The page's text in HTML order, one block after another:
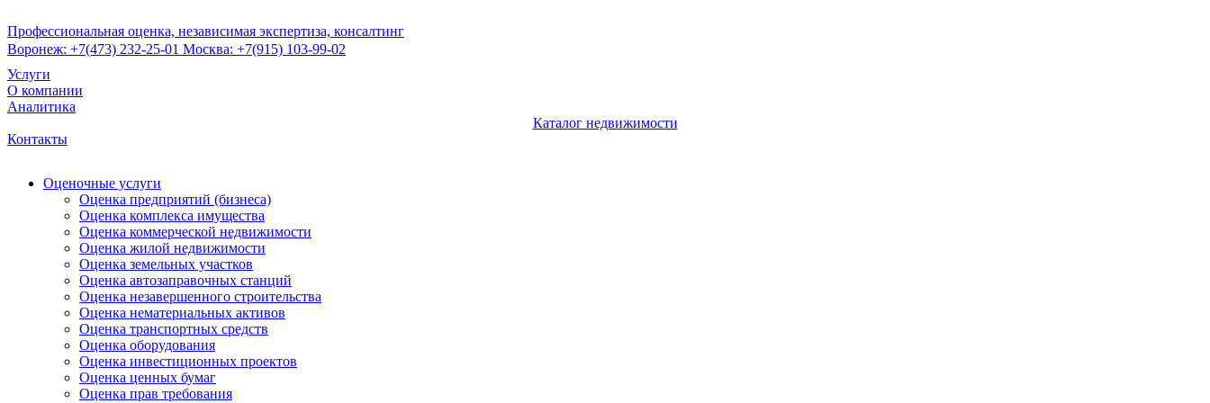
Профессиональная оценка, независимая экспертиза, консалтинг
Воронеж: +7(473) 232-25-01 Москва: +7(91 5) 103-99-02
Услуги
О компании
Аналитика
Каталог недвижимости
Контакты
Оценочные услуги
Оценка предприятий (бизнеса)
Оценка комплекса имущества
Оценка коммерческой недвижимости
Оценка жилой недвижимости
Оценка земельных участков
Оценка автозаправочных станций
Оценка незавершенного строительства
Оценка нематериальных активов
Оценка транспортных средств
Оценка оборудования
Оценка инвестиционных проектов
Оценка ценных бумаг
Оценка прав требования